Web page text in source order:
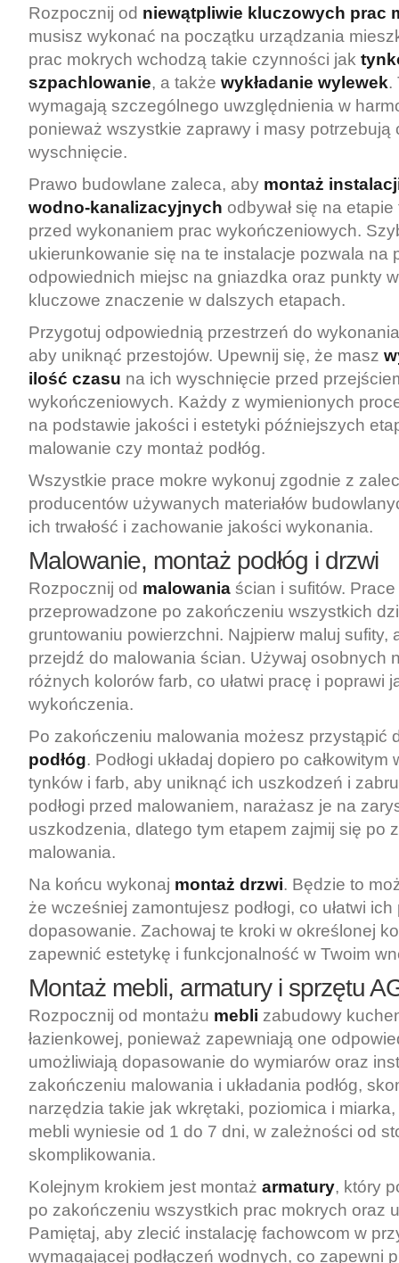
Rozpocznij od niewątpliwie kluczowych prac
musisz wykonać na początku urządzania
prac mokrych wchodzą takie czynności jak
szpachlowanie, a także wykładanie wylewek.
wymagają szczególnego uwzględnienia w
ponieważ wszystkie zaprawy i masy potrzebują
wyschnięcie.
Prawo budowlane zaleca, aby montaż
wodno-kanalizacyjnych odbywał się na
przed wykonaniem prac wykończeniowych.
ukierunkowanie się na te instalacje pozwala na
odpowiednich miejsc na gniazdka oraz punkty
kluczowe znaczenie w dalszych etapach.
Przygotuj odpowiednią przestrzeń do
aby uniknąć przestojów. Upewnij się, że masz
ilość czasu na ich wyschnięcie przed
wykończeniowych. Każdy z wymienionych
na podstawie jakości i estetyki późniejszych
malowanie czy montaż podłóg.
Wszystkie prace mokre wykonuj zgodnie z
producentów używanych materiałów
ich trwałość i zachowanie jakości wykonania.
Malowanie, montaż podłóg i drzwi
Rozpocznij od malowania ścian i sufitów.
przeprowadzone po zakończeniu wszystkich
gruntowaniu powierzchni. Najpierw maluj sufity,
przejdź do malowania ścian. Używaj osobnych
różnych kolorów farb, co ułatwi pracę i poprawi
wykończenia.
Po zakończeniu malowania możesz przystąpić
podłóg. Podłogi układaj dopiero po całkowitym
tynków i farb, aby uniknąć ich uszkodzeń i
podłogi przed malowaniem, narażasz je na
uszkodzenia, dlatego tym etapem zajmij się po
malowania.
Na końcu wykonaj montaż drzwi. Będzie to
że wcześniej zamontujesz podłogi, co ułatwi ich
dopasowanie. Zachowaj te kroki w określonej
zapewnić estetykę i funkcjonalność w Twoim
Montaż mebli, armatury i sprzętu
Rozpocznij od montażu mebli zabudowy
łazienkowej, ponieważ zapewniają one
umożliwiają dopasowanie do wymiarów oraz
zakończeniu malowania i układania podłóg,
narzędzia takie jak wkrętaki, poziomica i
mebli wyniesie od 1 do 7 dni, w zależności od
skomplikowania.
Kolejnym krokiem jest montaż armatury, który
po zakończeniu wszystkich prac mokrych oraz
Pamiętaj, aby zlecić instalację fachowcom w
wymagającej podłączeń wodnych, co zapewni